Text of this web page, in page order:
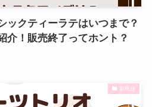
ックティーラテはいつまで？
介！販売終了ってホント？
新商品